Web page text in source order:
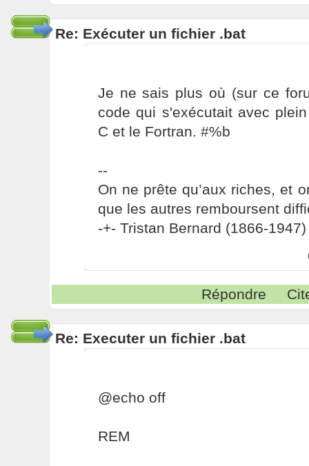
Re: Exécuter un fichier .bat
Je ne sais plus où (sur ce
code qui s'exécutait avec
C et le Fortran. #%b
--
On ne prête qu’aux riches, et
que les autres remboursent
-+- Tristan Bernard (1866-1947)
Répondre
Re: Executer un fichier .bat
@echo off
REM